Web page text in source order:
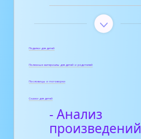
Поделки для детей
Полезные материалы для детей и родителей
Пословицы и поговорки
Сказки для детей
- Анализ
произведений